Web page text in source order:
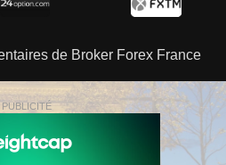
de Broker Forex France
PUBLICITÉ